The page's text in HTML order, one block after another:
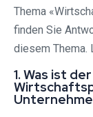
Thema
finden Sie
diesem Thema.
1. Was ist